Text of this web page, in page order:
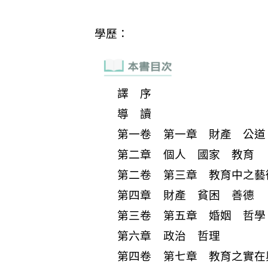
譯 序
導 讀
第一卷 第一章 財產 公
第二章 個人 國家 教育
第二卷 第三章 教育中之藝
第四章 財產 貧困 善德
第三卷 第五章 婚姻 哲學
第六章 政治 哲理
第四卷 第七章 教育之實在